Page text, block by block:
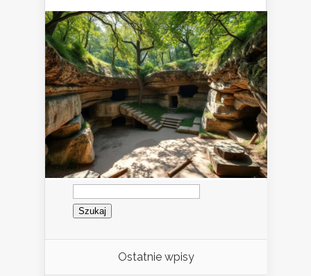
Szukaj:
Ostatnie wpisy